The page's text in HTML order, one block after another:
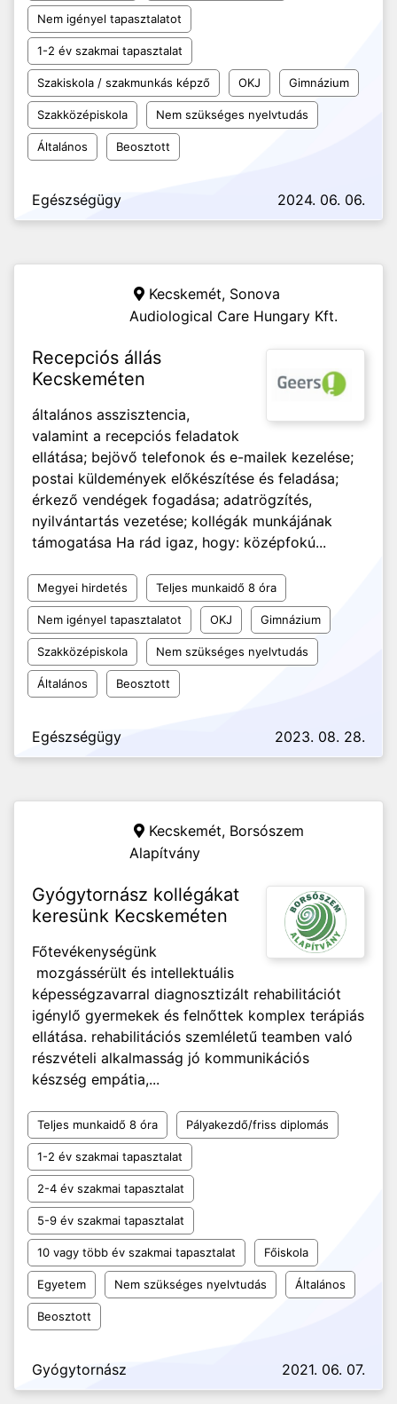
Nem igényel tapasztalatot
1-2 év szakmai tapasztalat
Szakiskola / szakmunkás képző OKJ Gimnázium
Szakközépiskola Nem szükséges nyelvtudás
Általános Beosztott
Egészségügy 2024. 06. 06.
Kecskemét, Sonova
Audiological Care Hungary Kft.
Recepciós állás
Kecskeméten
általános asszisztencia,
valamint a recepciós feladatok
ellátása; bejövő telefonok és e-mailek kezelése;
postai küldemények előkészítése és feladása;
érkező vendégek fogadása; adatrögzítés,
nyilvántartás vezetése; kollégák munkájának
támogatása Ha rád igaz, hogy: középfokú...
Megyei hirdetés Teljes munkaidő 8 óra
Nem igényel tapasztalatot OKJ Gimnázium
Szakközépiskola Nem szükséges nyelvtudás
Általános Beosztott
Egészségügy 2023. 08. 28.
Kecskemét, Borsószem
Alapítvány
Gyógytornász kollégákat
keresünk Kecskeméten
Főtevékenységünk
mozgássérült és intellektuális
képességzavarral diagnosztizált rehabilitációt
igénylő gyermekek és felnőttek komplex terápiás
ellátása. rehabilitációs szemléletű teamben való
részvételi alkalmasság jó kommunikációs
készség empátia,...
Teljes munkaidő 8 óra Pályakezdő/friss diplomás
1-2 év szakmai tapasztalat
2-4 év szakmai tapasztalat
5-9 év szakmai tapasztalat
10 vagy több év szakmai tapasztalat Főiskola
Egyetem Nem szükséges nyelvtudás Általános
Beosztott
Gyógytornász 2021. 06. 07.